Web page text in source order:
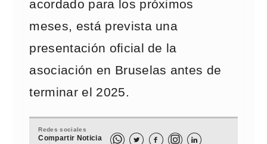
acordado para los próximos
meses, está prevista una
presentación oficial de la
asociación en Bruselas antes de
terminar el 2025.
Redes sociales
Compartir Noticia   